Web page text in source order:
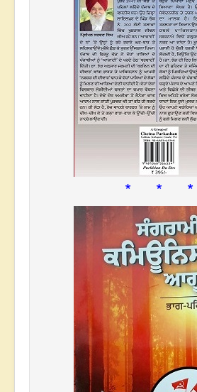
* * *